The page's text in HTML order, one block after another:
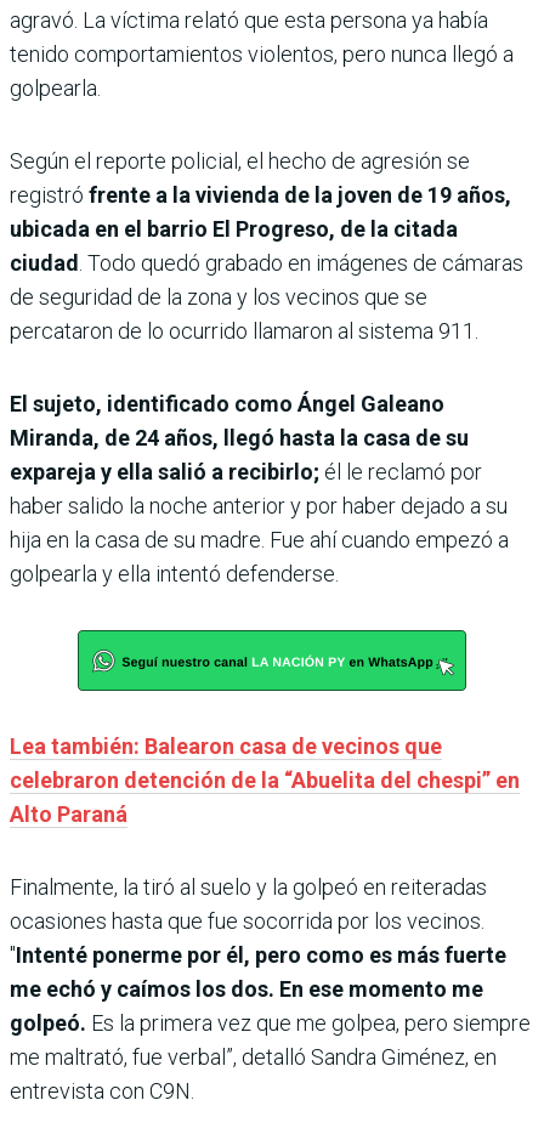
agravó. La víctima relató que esta persona ya había
tenido comportamientos violentos, pero nunca llegó a
golpearla.
Según el reporte policial, el hecho de agresión se
registró frente a la vivienda de la joven de 19 años,
ubicada en el barrio El Progreso, de la citada
ciudad . Todo quedó grabado en imágenes de cámaras
de seguridad de la zona y los vecinos que se
percataron de lo ocurrido llamaron al sistema 911.
El sujeto, identificado como Ángel Galeano
Miranda, de 24 años, llegó hasta la casa de su
expareja y ella salió a recibirlo; él le reclamó por
haber salido la noche anterior y por haber dejado a su
hija en la casa de su madre. Fue ahí cuando empezó a
golpearla y ella intentó defenderse.
Lea también: Balearon casa de vecinos que
celebraron detención de la “Abuelita del chespi” en
Alto Paraná
Finalmente, la tiró al suelo y la golpeó en reiteradas
ocasiones hasta que fue socorrida por los vecinos.
"Intenté ponerme por él, pero como es más fuerte
me echó y caímos los dos. En ese momento me
golpeó. Es la primera vez que me golpea, pero siempre
me maltrató, fue verbal”, detalló Sandra Giménez, en
entrevista con C9N.